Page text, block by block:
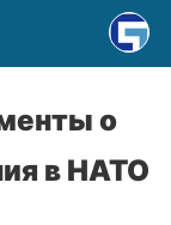
о
в НАТО